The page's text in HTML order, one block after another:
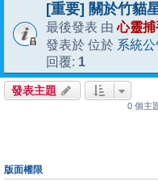
[重要] 關於竹貓
最後發表 由心靈捕
發表於 位於 系統
回覆: 1
發表主題
0 個主
版面權限